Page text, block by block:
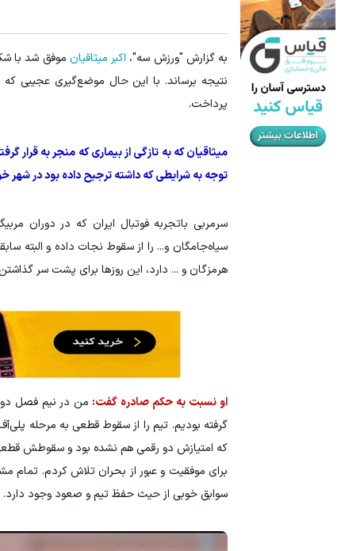
به گزارش "ورزش سه"، اکبر میثاقیان موفق شد با
نتیجه برساند. با این حال موضع‌گیری عجیبی
پرداخت.
میثاقیان که به تازگی از بیماری که منجر به
توجه به شرایطی که داشته ترجیح داده بود در
سرمربی باتجربه فوتبال ایران که در دوران
سیاه‌جامگان و... را از سقوط نجات داده و البته
هرمزگان و ... دارد، این روزها برای پشت سر
او نسبت به حکم صادره گفت:
گرفته بودیم. تیم را از سقوط قطعی به مرحله
برای موفقیت و عبور از بحران تلاش کردم. تمام
سوابق خوبی از حیث حفظ تیم و صعود وجود دارد.
۳ دلار پاداش در هر لات معاملاتی در بروکر اینوسلو
ثبت نام کنید